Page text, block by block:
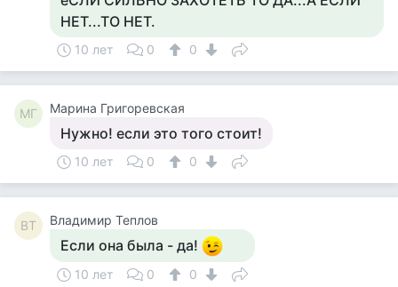
НЕТ...ТО НЕТ.
10 лет 0 0
МГ Марина Григоревская
Нужно! если это того стоит!
10 лет 0 0
ВТ Владимир Теплов
Если она была - да!
10 лет 0 0